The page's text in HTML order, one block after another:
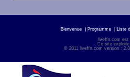
Bienvenue Programme Liste
liveffn.com est
Ce site
© 2011 liveffn.com version :